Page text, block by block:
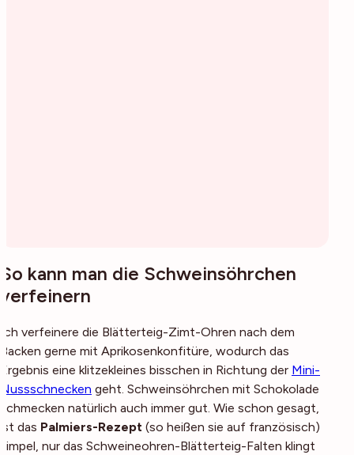
So kann man die Schweinsöhrchen
verfeinern
Ich verfeinere die Blätterteig-Zimt-Ohren nach dem
Backen gerne mit Aprikosenkonfitüre, wodurch das
Ergebnis eine klitzekleines bisschen in Richtung der Mini-
Nussschnecken geht. Schweinsöhrchen mit Schokolade
schmecken natürlich auch immer gut. Wie schon gesagt,
ist das Palmiers-Rezept (so heißen sie auf französisch)
simpel, nur das Schweineohren-Blätterteig-Falten klingt